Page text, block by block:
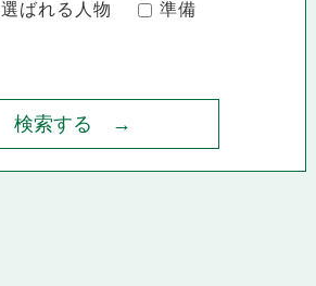
選ばれる人物 準備